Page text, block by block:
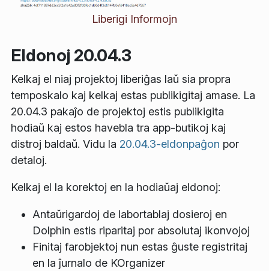
Liberigi Informojn
Eldonoj 20.04.3
Kelkaj el niaj projektoj liberiĝas laŭ sia propra
temposkalo kaj kelkaj estas publikigitaj amase. La
20.04.3 pakaĵo de projektoj estis publikigita
hodiaŭ kaj estos havebla tra app-butikoj kaj
distroj baldaŭ. Vidu la 20.04.3-eldonpaĝon por
detaloj.
Kelkaj el la korektoj en la hodiaŭaj eldonoj:
Antaŭrigardoj de labortablaj dosieroj en
Dolphin estis riparitaj por absolutaj ikonvojoj
Finitaj farobjektoj nun estas ĝuste registritaj
en la ĵurnalo de KOrganizer